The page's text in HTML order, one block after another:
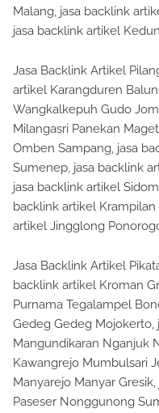
Malang, jasa backlink
jasa backlink artikel
Jasa Backlink Artikel
artikel Karangduren
Wangkalkepuh Gudo
Milangasri Panekan
Omben Sampang, jasa
Sumenep, jasa backlink
jasa backlink artikel
backlink artikel
artikel Jingglong
Jasa Backlink Artikel
backlink artikel Kroman
Purnama Tegalampel
Gedeg Gedeg Mojokerto,
Mangundikaran Nganjuk
Kawangrejo Mumbulsari
Manyarejo Manyar
Paseser Nonggunong